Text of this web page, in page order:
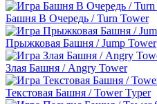
Башня В Очередь / Turn Tower
Прыжковая Башня / Jump Tower
Злая Башня / Angry Tower
Текстовая Башня / Tower Typer